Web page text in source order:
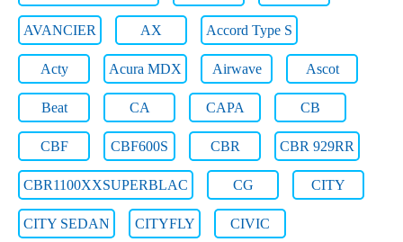
AVANCIER AX Accord Type S
Acty Acura MDX Airwave Ascot
Beat CA CAPA CB
CBF CBF600S CBR CBR 929RR
CBR1100XXSUPERBLAC CG CITY
CITY SEDAN CITYFLY CIVIC